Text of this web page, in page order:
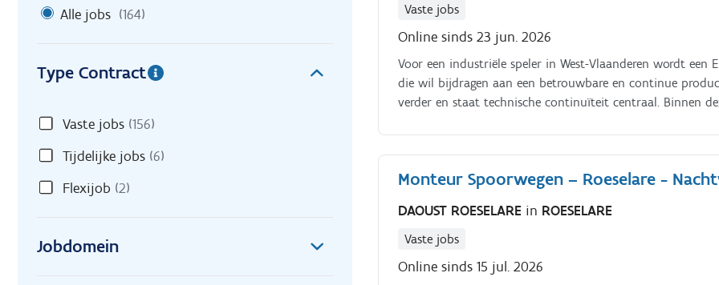
Alle jobs (164)
Type Contract
Vaste jobs (156)
Tijdelijke jobs (6)
Flexijob (2)
Jobdomein
Vaste jobs
Online sinds 23 jun. 2026
Voor een industriële speler in West-Vlaanderen wordt
die wil bijdragen aan een betrouwbare en continue
verder en staat technische continuïteit centraal. Binnen
uiteenlopende industriële installaties, waaronder
preventief en curatief onderhoud aan industriële
mechanische, elektrische en pneumatische storingen.-
te minimaliseren.- Vervangen, afstellen en testen van
kalibraties en reinigingen volgens technische en
kwaliteits- en (indien van toepassing) HACCP-richtlijnen.-
van productie bij technische problemen tijdens nachtelijke
Monteur Spoorwegen – Roeselare -
DAOUST ROESELARE in ROESELARE
Vaste jobs
Online sinds 15 jul. 2026